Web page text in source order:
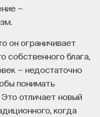
—
он ограничивает
собственного блага,
— недостаточно
понимать
отличает новый
когда